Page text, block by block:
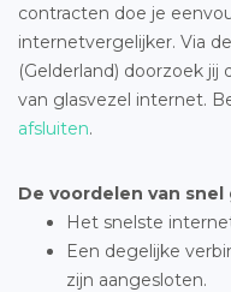
contracten doe je
internetvergelijker. Via
(Gelderland) doorzoek
van glasvezel internet.
afsluiten.
De voordelen van
Het snelste
Een degelijke
zijn aangesloten.